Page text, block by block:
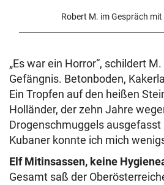
Robert M. im Gespräch mit
„Es war ein Horror“, schildert
Gefängnis. Betonboden,
Ein Tropfen auf den heißen
Holländer, der zehn Jahre
Drogenschmuggels
Kubaner konnte ich mich
Elf Mitinsassen, keine
Gesamt saß der